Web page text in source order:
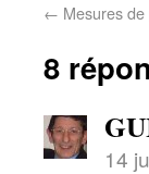
← Mesures
8
14